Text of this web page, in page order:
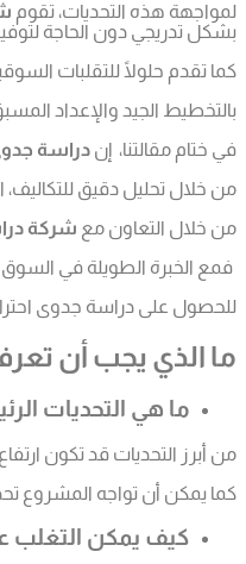
لمواجهة هذه التحديات، تقوم
بشكل تدريجي دون الحاجة
كما تقدم حلولًا للتقلبات
بالتخطيط الجيد والإعداد
في ختام مقالتنا، إن دراسة
من خلال تحليل دقيق
من خلال التعاون مع شركة
فمع الخبرة الطويلة في
للحصول على دراسة جدوى
ما الذي يجب أن
ما هي التحديات
من أبرز التحديات قد تكون
كما يمكن أن تواجه المشروع
كيف يمكن التغلب